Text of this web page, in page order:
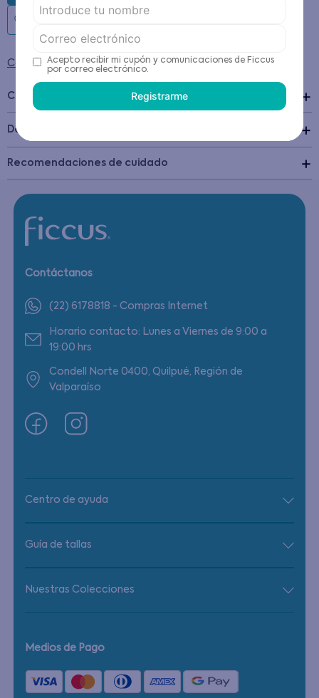
Condiciones para cambios y devoluciones
Características
Detalles del Producto +
Recomendaciones de cuidado
Contáctanos
(22) 6178818 - Compras Internet
Horario contacto: Lunes a Viernes de 9:00 a
19:00 hrs
Condell Norte 0400, Quilpué, Región de
Valparaíso
Centro de ayuda
Guía de tallas
Nuestras Colecciones
Medios de Pago
Acepto recibir mi cupón y comunicaciones de Ficcus
por correo electrónico.
Registrarme